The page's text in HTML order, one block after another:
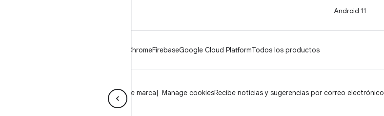
Android 11
ChromeFirebaseGoogle Cloud PlatformTodos los productos
Lineamientos de marca Manage cookiesRecibe noticias y sugerencias por correo electrónico